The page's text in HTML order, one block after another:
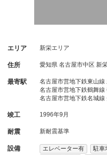
エリア 新栄エリア
住所 愛知県 名古屋市中区 新
最寄駅
名古屋市営地下鉄東山
名古屋市営地下鉄鶴舞
名古屋市営地下鉄名城
竣工 1996年9月
耐震 新耐震基準
設備 エレベーター有 駐車